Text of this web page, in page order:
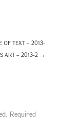
OF TEXT – 2013-
ART – 2013-2 →
Required